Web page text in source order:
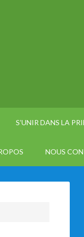
S’UNIR DANS LA
NOUS